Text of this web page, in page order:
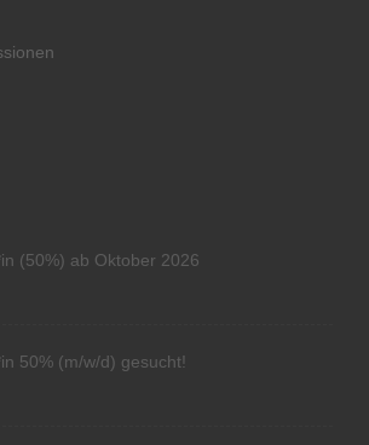
(50%) ab Oktober 2026
50% (m/w/d) gesucht!